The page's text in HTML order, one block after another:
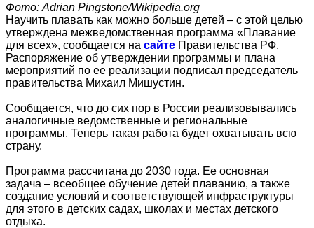
Фото: Adrian Pingstone/Wikipedia.org
Научить плавать как можно больше детей – с этой целью
утверждена межведомственная программа «Плавание
для всех», сообщается на сайте Правительства РФ.
Распоряжение об утверждении программы и плана
мероприятий по ее реализации подписал председатель
правительства Михаил Мишустин.
Сообщается, что до сих пор в России реализовывались
аналогичные ведомственные и региональные
программы. Теперь такая работа будет охватывать всю
страну.
Программа рассчитана до 2030 года. Ее основная
задача – всеобщее обучение детей плаванию, а также
создание условий и соответствующей инфраструктуры
для этого в детских садах, школах и местах детского
отдыха.